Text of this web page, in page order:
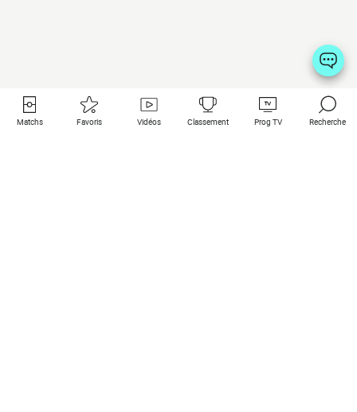
Matchs Favoris Vidéos Classement Prog TV Recherche